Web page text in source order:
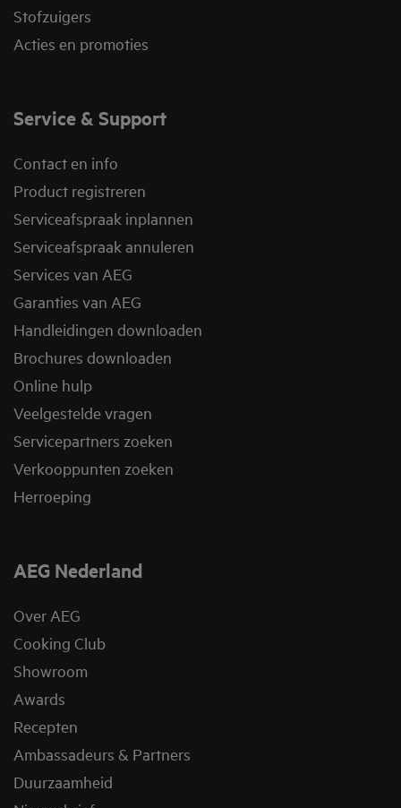
Stofzuigers
Acties en promoties
Service & Support
Contact en info
Product registreren
Serviceafspraak inplannen
Serviceafspraak annuleren
Services van AEG
Garanties van AEG
Handleidingen downloaden
Brochures downloaden
Online hulp
Veelgestelde vragen
Servicepartners zoeken
Verkooppunten zoeken
Herroeping
AEG Nederland
Over AEG
Cooking Club
Showroom
Awards
Recepten
Ambassadeurs & Partners
Duurzaamheid